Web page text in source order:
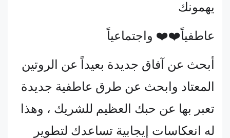
يهمونك
عاطفياً❤️❤️ واجتماعياً
أبحث عن آفاق جديدة بعيداً عن الروتين
المعتاد وابحث عن طرق عاطفية جديدة
تعبر بها عن حبك العظيم للشريك ، وهذا
له انعكاسات إيجابية تساعدك لتطوير